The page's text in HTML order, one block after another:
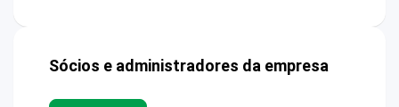
Sócios e administradores da empresa